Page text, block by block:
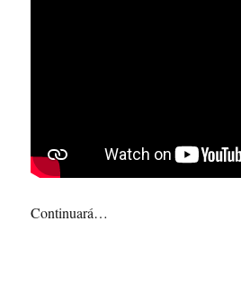
Continuará…